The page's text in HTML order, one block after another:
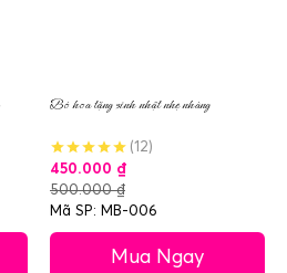
Bó hoa tặng sinh nhật nhẹ nhàng
(12)
450.000 ₫
500.000₫
Mã SP: MB-006
Mua Ngay